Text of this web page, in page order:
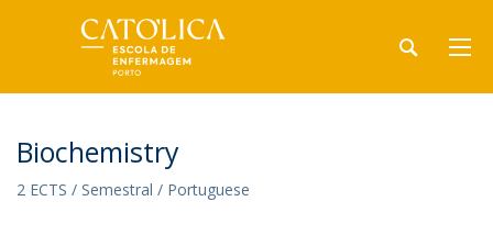
Biochemistry
2 ECTS / Semestral / Portuguese